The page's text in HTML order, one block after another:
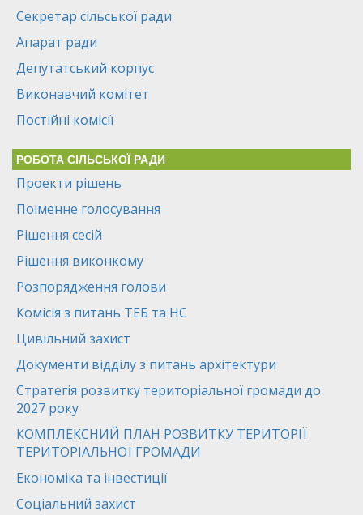
Секретар сільської ради
Апарат ради
Депутатський корпус
Виконавчий комітет
Постійні комісії
РОБОТА СІЛЬСЬКОЇ РАДИ
Проекти рішень
Поіменне голосування
Рішення сесій
Рішення виконкому
Розпорядження голови
Комісія з питань ТЕБ та НС
Цивільний захист
Документи відділу з питань архітектури
Стратегія розвитку територіальної громади до
2027 року
КОМПЛЕКСНИЙ ПЛАН РОЗВИТКУ ТЕРИТОРІЇ
ТЕРИТОРІАЛЬНОЇ ГРОМАДИ
Економіка та інвестиції
Соціальний захист